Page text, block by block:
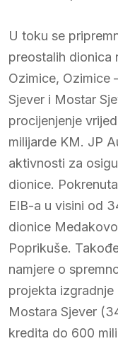
U toku se
preostalih dionica
Ozimice, Ozimice
Sjever i Mostar
procijenjenje
milijarde KM. JP
aktivnosti za
dionice.
EIB-a u visini od
dionice
Poprikuše.
namjere o
projekta
Mostara Sjever
kredita do 600